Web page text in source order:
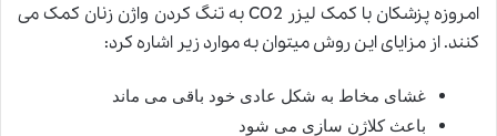
امروزه پزشکان با کمک لیزر CO2به تنگ کردن واژن زنان کمک می
کنند. از مزایای این روش میتوان به موارد زیر اشاره کرد:
غشای مخاط به شکل عادی خود باقی می ماند
باعث کلاژن سازی می شود